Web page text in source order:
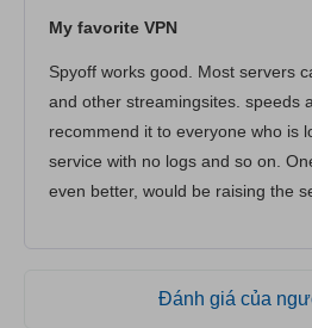
My favorite VPN
Spyoff works good. Most servers
and other streamingsites. speeds
recommend it to everyone who is
service with no logs and so on.
even better, would be raising the
Đánh giá của